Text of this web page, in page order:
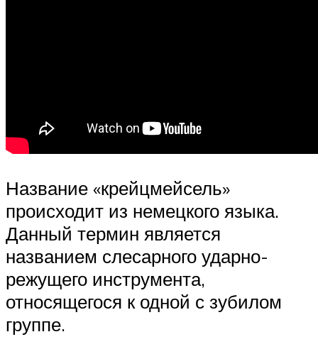
Название «крейцмейсель»
происходит из немецкого языка.
Данный термин является
названием слесарного ударно-
режущего инструмента,
относящегося к одной с зубилом
группе.